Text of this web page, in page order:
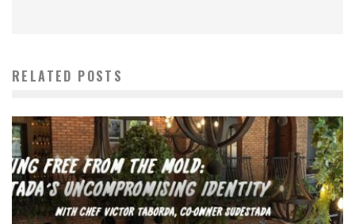
RELATED POSTS